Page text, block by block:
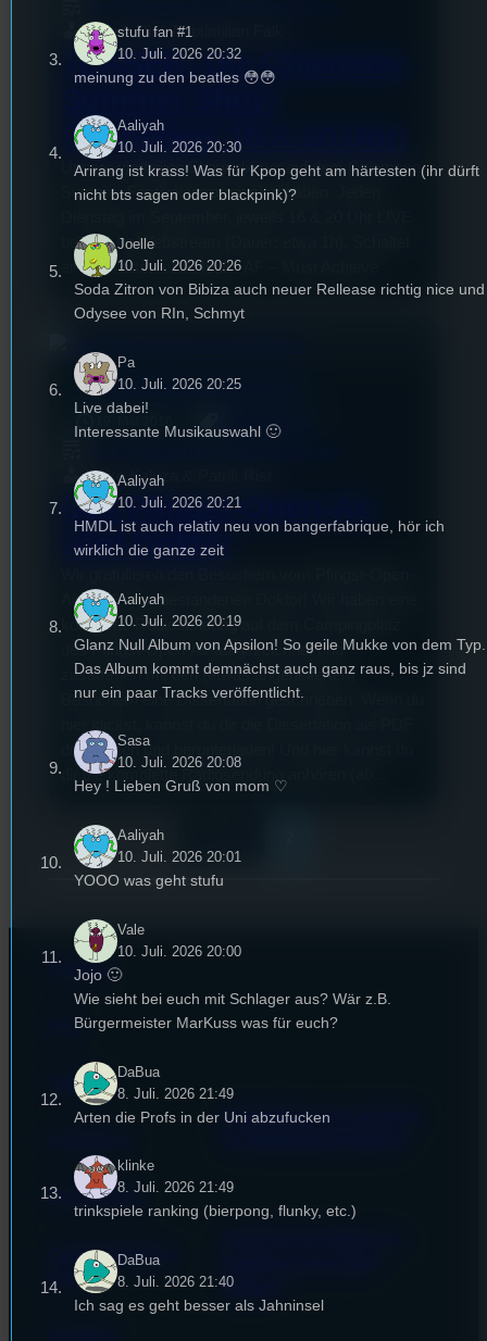
Patrik Rist, Maximilian Falk
TEASER: Die Chiemsee
(Dienstags 16 & 20 Uhr)
Unsere vierteilige Show, die wir auf dem Chiemsee
Summer Festival vorproduziert haben: Jeden
bei uns im Webstream (Dauer: etwa 1h). Schaltet
ein & Chattet rein! Musik: AF – Must Achieve
mic Der Studentenfunk Festivalsommer
, Musik
Mike Kaluza & Patrik Rist
Das Pfingst-Open-Air
wird Doktor
Air 2016 zum bestandenen Doktor! Wir haben eine
komplette Radiosendung auf dem Campingplatz
des Pfingst-Open-Air aufgezeichnet und
zusammen mit den (etwas angeheiterten)
Besuchern eine Dissertation geschrieben. Wenn du
durchlesen und herunterladen! Und hier kannst du
dir die komplette Radiosendung anhören (ab…
Kontakt
FAQ
Satzung
Datenschutz
Cookie-Richtlinie
(EU)
Unterstützt vom Lehrstuhl
station!
stufu fan #1
10. Juli. 2026 20:32
meinung zu den beatles 😳😳
Aaliyah
10. Juli. 2026 20:30
Arirang ist krass! Was für Kpop geht am härtesten (ihr dürft
nicht bts sagen oder blackpink)?
Joelle
10. Juli. 2026 20:26
Soda Zitron von Bibiza auch neuer Rellease richtig nice und
Odysee von RIn, Schmyt
Pa
10. Juli. 2026 20:25
Live dabei!
Interessante Musikauswahl 🙂
Aaliyah
10. Juli. 2026 20:21
HMDL ist auch relativ neu von bangerfabrique, hör ich
wirklich die ganze zeit
Aaliyah
10. Juli. 2026 20:19
Glanz Null Album von Apsilon! So geile Mukke von dem Typ.
Das Album kommt demnächst auch ganz raus, bis jz sind
nur ein paar Tracks veröffentlicht.
Sasa
10. Juli. 2026 20:08
Hey ! Lieben Gruß von mom ♡
Aaliyah
10. Juli. 2026 20:01
YOOO was geht stufu
Vale
10. Juli. 2026 20:00
Jojo 🙂
Wie sieht bei euch mit Schlager aus? Wär z.B.
Bürgermeister MarKuss was für euch?
DaBua
8. Juli. 2026 21:49
Arten die Profs in der Uni abzufucken
klinke
8. Juli. 2026 21:49
trinkspiele ranking (bierpong, flunky, etc.)
DaBua
8. Juli. 2026 21:40
Ich sag es geht besser als Jahninsel